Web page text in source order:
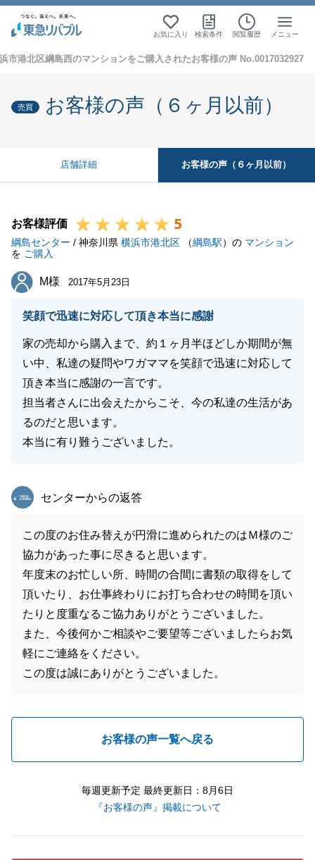
お気に入り 検索条件 閲覧履歴 メニュー
市港北区綱島西のマンションをご購入されたお客様の声 No.0017032927
売買 お客様の声（６ヶ月以前）
店舗詳細 お客様の声（６ヶ月以前）
お客様評価 5
綱島センター / 神奈川県 横浜市港北区 （綱島駅）の マンション
を ご購入
M様
M様 2017年5月23日
笑顔で迅速に対応して頂き本当に感謝
家の売却から購入まで、約１ヶ月半ほどしか期間が無
い中、私達の疑問やワガママを笑顔で迅速に対応して
頂き本当に感謝の一言です。
担当者さんに出会えたからこそ、今の私達の生活があ
るのだと思います。
本当に有り難うございました。
東急リバブル
センターからの返答
この度のお住み替えが円滑に進められたのはＭ様のご
協力があった事に尽きると思います。
年度末のお忙しい所、時間の合間に書類の取得をして
頂いたり、お仕事終わりにお打ち合わせの時間を頂い
たりと度重なるご協力ありがとうございました。
また、今後何かご相談やご要望等ございましたらお気
軽にご連絡をください。
この度は誠にありがとうございました。
お客様の声一覧へ戻る
毎週更新予定 最終更新日：8月6日
『お客様の声』掲載について